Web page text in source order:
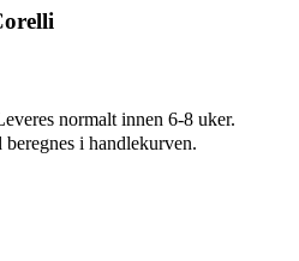
normalt innen 6-8 uker.
beregnes i handlekurven.